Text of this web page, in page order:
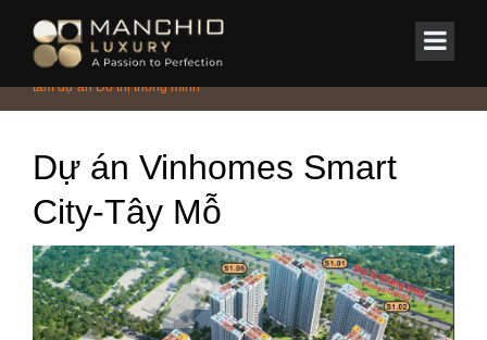
Home/Tin Tức & Sự Kiện/Thiết kế nội thất Vinhomes Smart City xứng
tầm dự án Đô thị thông minh
Dự án Vinhomes Smart
City-Tây Mỗ